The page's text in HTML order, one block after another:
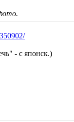
- с японск.)